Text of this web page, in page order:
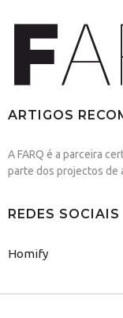
ARTIGOS
A FARQ é a parceira
parte dos projectos de
REDES SOCIAIS
Homify